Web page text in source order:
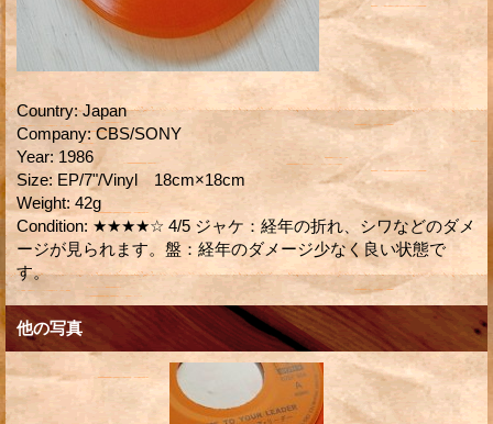
Country: Japan
Company: CBS/SONY
Year: 1986
Size: EP/7"/Vinyl 18cm×18cm
Weight: 42g
Condition: ★★★★☆ 4/5 ジャケ：経年の折れ、シワなどのダメ
ージが見られます。盤：経年のダメージ少なく良い状態で
す。
他の写真